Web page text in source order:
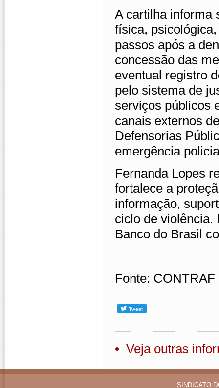
A cartilha informa
física,
passos após a
concessão das
eventual registro
pelo sistema de
serviços públicos
canais externos
Defensorias
emergência
Fernanda Lopes
fortalece a
informação,
ciclo de violência.
Banco do Brasil
Fonte: CONTRAF
• Veja outras
SINDICATO